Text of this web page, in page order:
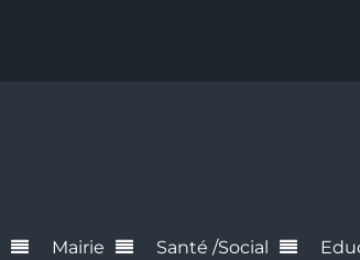
Mairie Santé /Social